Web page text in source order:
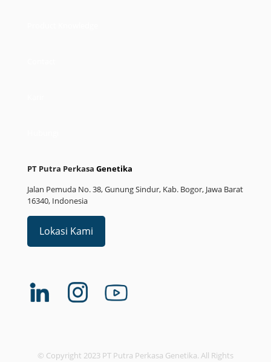
PT Putra Perkasa Genetika
Jalan Pemuda No. 38, Gunung Sindur, Kab. Bogor, Jawa Barat
16340, Indonesia
Lokasi Kami
© Copyright 2023 PT Putra Perkasa Genetika. All Rights